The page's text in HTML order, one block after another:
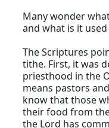
Many wonder
and what is it used
The Scriptures
tithe. First, it was
priesthood in the
means pastors
know that those
their food from
the Lord has